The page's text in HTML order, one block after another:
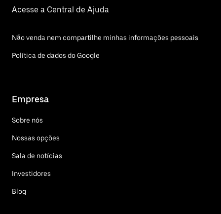
Acesse a Central de Ajuda
Não venda nem compartilhe minhas informações pessoais
Política de dados do Google
Empresa
Sobre nós
Nossas opções
Sala de notícias
Investidores
Blog